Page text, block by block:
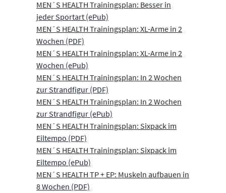
MEN´S HEALTH Trainingsplan: Besser in
jeder Sportart (ePub)
MEN´S HEALTH Trainingsplan: XL-Arme in 2
Wochen (PDF)
MEN´S HEALTH Trainingsplan: XL-Arme in 2
Wochen (ePub)
MEN´S HEALTH Trainingsplan: In 2 Wochen
zur Strandfigur (PDF)
MEN´S HEALTH Trainingsplan: In 2 Wochen
zur Strandfigur (ePub)
MEN´S HEALTH Trainingsplan: Sixpack im
Eiltempo (PDF)
MEN´S HEALTH Trainingsplan: Sixpack im
Eiltempo (ePub)
MEN´S HEALTH TP + EP: Muskeln aufbauen in
8 Wochen (PDF)